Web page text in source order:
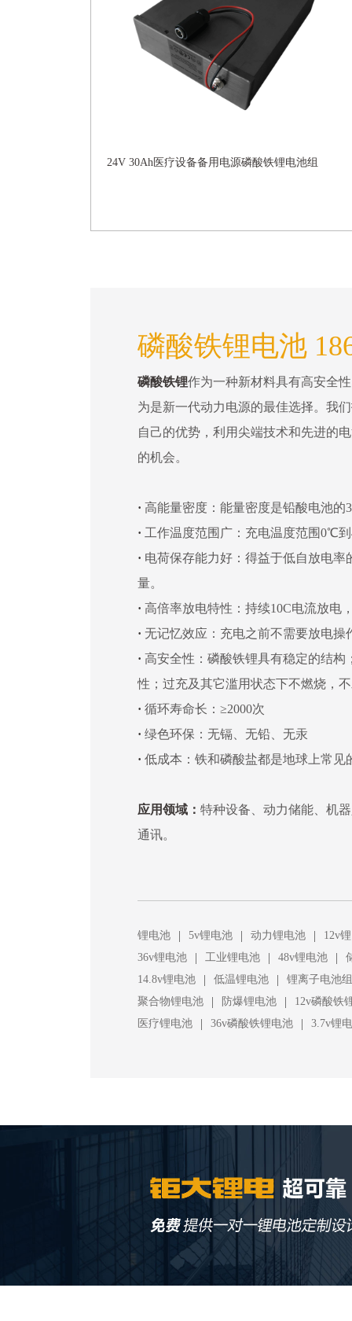
24V 30Ah医疗设备备用电源磷酸铁锂电池组
磷酸铁锂电池
磷酸铁锂作为一种新材料具有高安全
为是新一代动力电源的最佳选择。我
自己的优势，利用尖端技术和先进的
的机会。
· 高能量密度：能量密度是铅酸电池的
· 工作温度范围广：充电温度范围0℃
· 电荷保存能力好：得益于低自放电
量。
· 高倍率放电特性：持续10C电流放电
· 无记忆效应：充电之前不需要放电操
· 高安全性：磷酸铁锂具有稳定的结构
性；过充及其它滥用状态下不燃烧，
· 循环寿命长：≥2000次
· 绿色环保：无镉、无铅、无汞
· 低成本：铁和磷酸盐都是地球上常见
应用领域： 特种设备、动力储能、机
通讯。
锂电池 | 5v锂电池 | 动力锂电池 |
12v
36v锂电池
| 工业锂电池 | 48v锂电池 |
14.8v锂电池
| 低温锂电池 |
锂离子电池组
聚合物锂电池
| 防爆锂电池 |
12v磷酸铁
医疗锂电池
| 36v磷酸铁锂电池 | 3.7v锂